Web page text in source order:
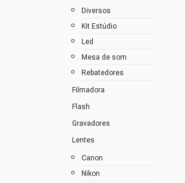
Diversos
Kit Estúdio
Led
Mesa de som
Rebatedores
Filmadora
Flash
Gravadores
Lentes
Canon
Nikon